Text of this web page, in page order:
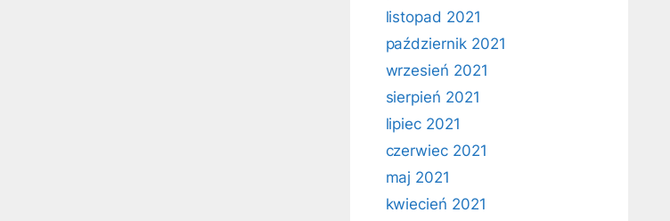
listopad 2021
październik 2021
wrzesień 2021
sierpień 2021
lipiec 2021
czerwiec 2021
maj 2021
kwiecień 2021